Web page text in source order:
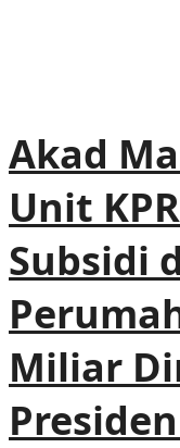
Akad
Unit
Subsidi
Miliar